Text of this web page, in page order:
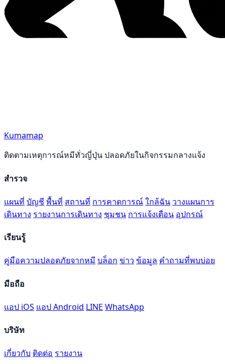
Kumamap
ติดตามเหตุการณ์หมีทั่วญี่ปุ่น ปลอดภัยในกิจกรรมกลางแจ้ง
สำรวจ
แผนที่ บัญชี พื้นที่ สถานที่ การคาดการณ์ใกล้ฉัน วางแผนการ
เดินทาง รายงานการเดินทาง ชุมชน การแจ้งเตือน อุปกรณ์
เรียนรู้
คู่มือความปลอดภัยจากหมี บล็อก ข่าว ข้อมูล คำถามที่พบบ่อย
มือถือ
แอป iOS แอป Android LINE WhatsApp
บริษัท
เกี่ยวกับ ติดต่อ รายงาน